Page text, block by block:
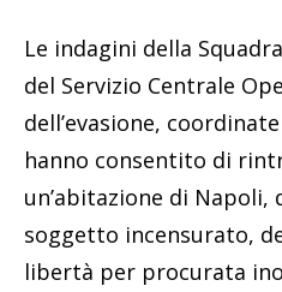
Le indagini della
del Servizio Centrale
dell’evasione,
hanno consentito di
un’abitazione di
soggetto incensurato,
libertà per procurata